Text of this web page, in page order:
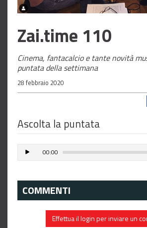
Zai.time 110
Cinema, fantacalcio e tante novità
puntata della settimana
28 febbraio 2020
Ascolta la puntata
00:00
COMMENTI
Effettua il login per inviare un